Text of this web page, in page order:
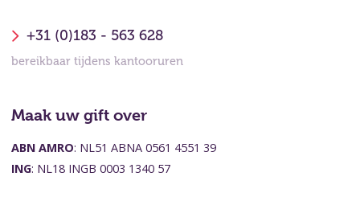
+31 (0)183 - 563 628
bereikbaar tijdens kantooruren
Maak uw gift over
ABN AMRO: NL51 ABNA 0561 4551 39
ING: NL18 INGB 0003 1340 57